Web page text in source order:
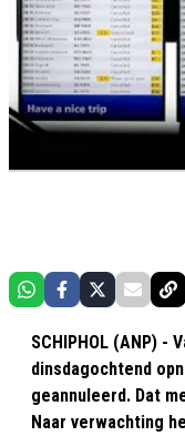
SCHIPHOL (ANP) -
dinsdagochtend
geannuleerd. Dat
Naar verwachting